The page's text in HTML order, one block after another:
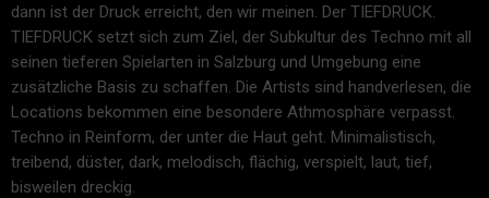
dann ist der Druck erreicht, den wir meinen. Der TIEFDRUCK.
TIEFDRUCK setzt sich zum Ziel, der Subkultur des Techno mit all
seinen tieferen Spielarten in Salzburg und Umgebung eine
zusätzliche Basis zu schaffen. Die Artists sind handverlesen, die
Locations bekommen eine besondere Athmosphäre verpasst.
Techno in Reinform, der unter die Haut geht. Minimalistisch,
treibend, düster, dark, melodisch, flächig, verspielt, laut, tief,
bisweilen dreckig.